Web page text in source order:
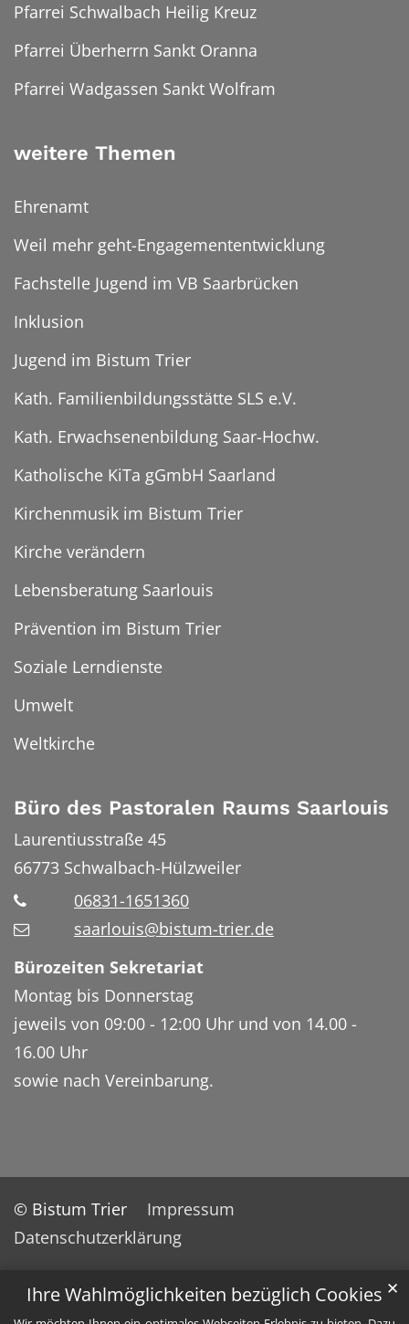
Ihre Wahlmöglichkeiten bezüglich Cookies ✕
Pfarrei Schwalbach Heilig Kreuz
Pfarrei Überherrn Sankt Oranna
Pfarrei Wadgassen Sankt Wolfram
weitere Themen
Ehrenamt
Weil mehr geht-Engagemententwicklung
Fachstelle Jugend im VB Saarbrücken
Inklusion
Jugend im Bistum Trier
Kath. Familienbildungsstätte SLS e.V.
Kath. Erwachsenenbildung Saar-Hochw.
Katholische KiTa gGmbH Saarland
Kirchenmusik im Bistum Trier
Kirche verändern
Lebensberatung Saarlouis
Prävention im Bistum Trier
Soziale Lerndienste
Umwelt
Weltkirche
Büro des Pastoralen Raums Saarlouis
Laurentiusstraße 45
66773 Schwalbach-Hülzweiler
06831-1651360
saarlouis@bistum-trier.de
Bürozeiten Sekretariat
Montag bis Donnerstag
jeweils von 09:00 - 12:00 Uhr und von 14.00 -
16.00 Uhr
sowie nach Vereinbarung.
© Bistum Trier
Impressum
Datenschutzerklärung